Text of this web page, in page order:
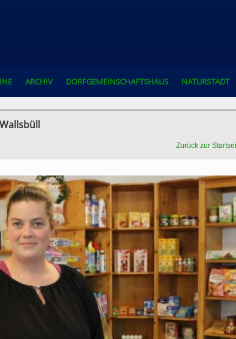
ARCHIV DORFGEMEINSCHAFTSHAUS NATURSTADT
Zurück zur